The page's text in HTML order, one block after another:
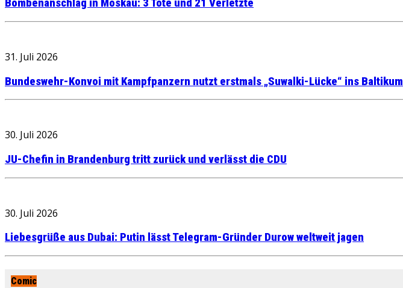
Bombenanschlag in Moskau: 3 Tote und 21 Verletzte
31. Juli 2026
Bundeswehr-Konvoi mit Kampfpanzern nutzt erstmals „Suwalki-Lücke“ ins Baltikum
30. Juli 2026
JU-Chefin in Brandenburg tritt zurück und verlässt die CDU
30. Juli 2026
Liebesgrüße aus Dubai: Putin lässt Telegram-Gründer Durow weltweit jagen
Comic